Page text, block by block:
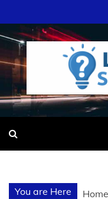
to
content
SITO WEB
You are Here Home